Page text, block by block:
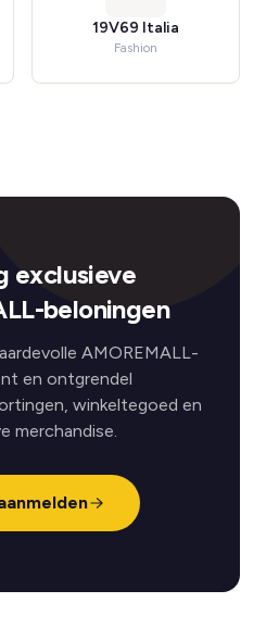
19V69 Italia
Fashion
exclusieve
beloningen
AMOREMALL-
en ontgrendel
winkeltegoed en
merchandise.